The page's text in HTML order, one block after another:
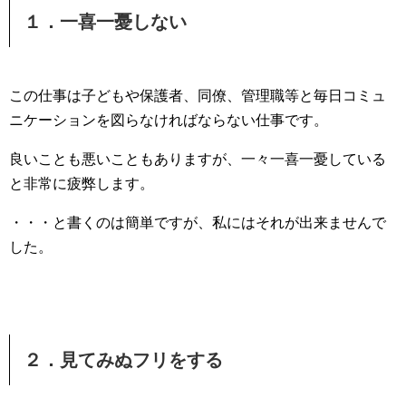
１．一喜一憂しない
この仕事は子どもや保護者、同僚、管理職等と毎日コミュ
ニケーションを図らなければならない仕事です。
良いことも悪いこともありますが、一々一喜一憂している
と非常に疲弊します。
・・・と書くのは簡単ですが、私にはそれが出来ませんで
した。
２．見てみぬフリをする